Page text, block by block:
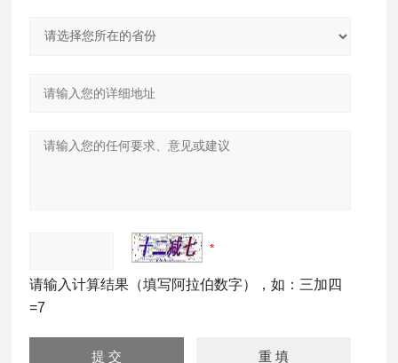
请输入计算结果（填写阿拉伯数字），如：三加四
=7